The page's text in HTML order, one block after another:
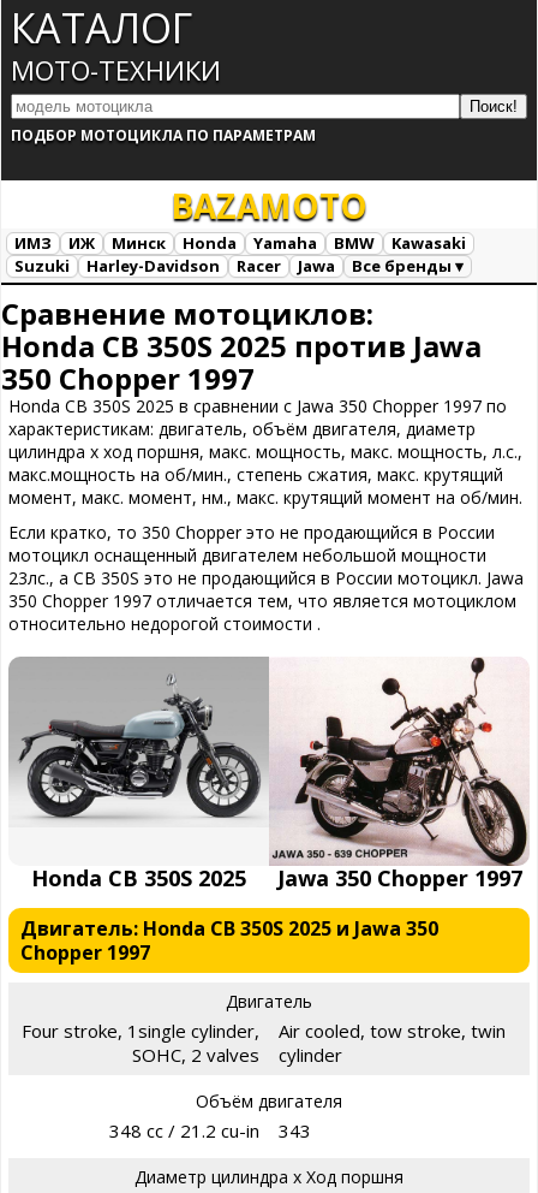
КАТАЛОГ
МОТО-ТЕХНИКИ
ПОДБОР МОТОЦИКЛА ПО ПАРАМЕТРАМ
BAZAMOTO
ИМЗ ИЖ Минск Honda Yamaha BMW
Kawasaki
Suzuki
Harley-Davidson Racer Jawa
Все бренды ▾
Сравнение мотоциклов:
Honda CB 350S 2025 против Jawa
350 Chopper 1997
Honda CB 350S 2025 в сравнении с Jawa 350 Chopper 1997 по
характеристикам: двигатель, объём двигателя, диаметр
цилиндра х ход поршня, макс. мощность, макс. мощность, л.с.,
макс.мощность на об/мин., степень сжатия, макс. крутящий
момент, макс. момент, нм., макс. крутящий момент на об/мин.
Если кратко, то 350 Chopper это не продающийся в России
мотоцикл оснащенный двигателем небольшой мощности
23лс., а CB 350S это не продающийся в России мотоцикл. Jawa
350 Chopper 1997 отличается тем, что является мотоциклом
относительно недорогой стоимости .
Honda CB 350S 2025 Jawa 350 Chopper 1997
Двигатель: Honda CB 350S 2025 и Jawa 350
Chopper 1997
Двигатель
Four stroke, 1single cylinder,
SOHC, 2 valves
Air cooled, tow stroke, twin
cylinder
Объём двигателя
348 cc / 21.2 cu-in 343
Диаметр цилиндра х Ход поршня